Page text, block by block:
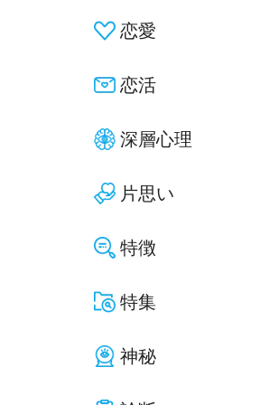
恋愛
恋活
深層心理
片思い
特徴
特集
神秘